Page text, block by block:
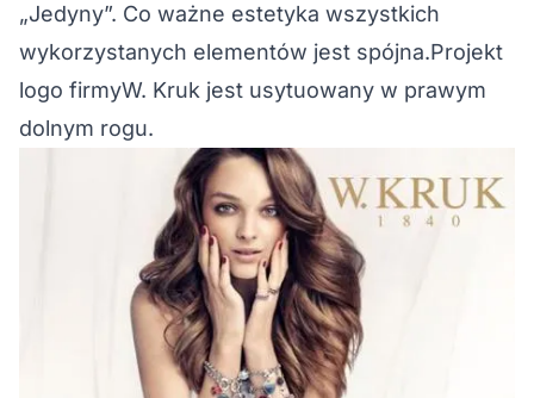
„Jedyny”. Co ważne estetyka wszystkich
wykorzystanych elementów jest spójna.Projekt
logo firmyW. Kruk jest usytuowany w prawym
dolnym rogu.